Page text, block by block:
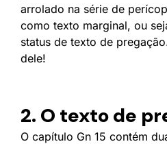
arrolado na série de
como texto marginal, ou
status de texto de
dele!
2. O texto de
O capítulo Gn 15 contém